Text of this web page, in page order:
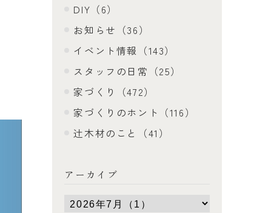
DIY（6）
お知らせ（36）
イベント情報（143）
スタッフの日常（25）
家づくり（472）
家づくりのホント（116）
辻木材のこと（41）
アーカイブ